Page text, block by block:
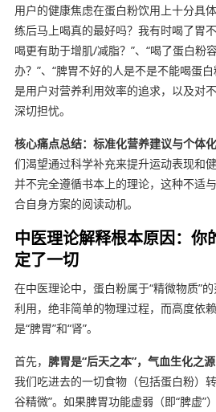
用户的健康焦虑在蛋白粉饮用上十分具
练后马上喝真的最好吗？我有时喝了胃
喝更有助于增肌/减脂？”、“喝了蛋白粉
办？”、“脾胃不好的人是不是不能喝蛋白
是用户对营养利用效率的追求，以及对
深切担忧。
核心痛点总结：标准化营养建议与个体
们渴望通过科学补充来提升运动表现和
并不完全遵循书本上的理论，这种不适
合自身方案的阅读动机。
中医理论解释根本原因：你
定了一切
在中医理论中，蛋白粉属于“精微物质”
利用，绝非简单的物理过程，而高度依
是“脾胃”和“肾”。
首先， 脾胃是“后天之本”，气血生化之源
我们吃进去的一切食物（包括蛋白粉）
谷精微”。如果脾胃功能虚弱（即“脾虚”